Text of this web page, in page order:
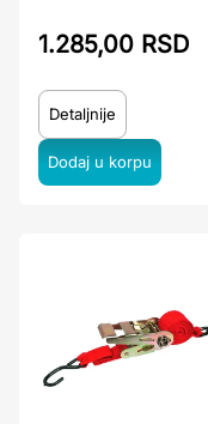
1.285,00 RSD
Detaljnije